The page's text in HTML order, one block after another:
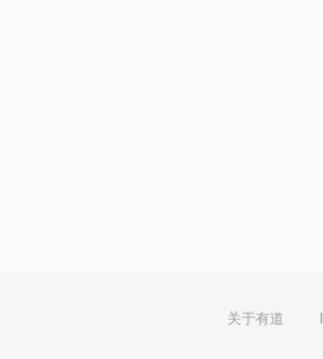
关于有道